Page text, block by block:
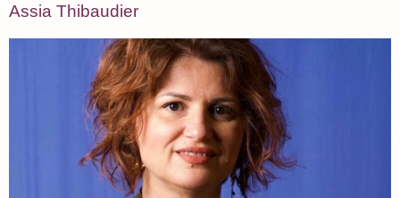
Assia Thibaudier